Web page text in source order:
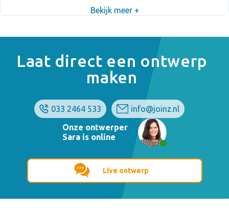
Bekijk meer +
Laat direct een ontwerp
maken
033 2464 533
info@joinz.nl
Onze ontwerper
Sara is online
Live ontwerp